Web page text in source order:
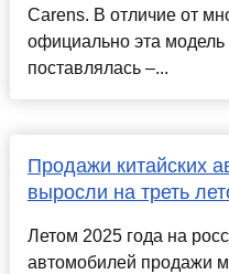
Carens. В отличие от
официально эта модель
поставлялась –...
Продажи китайских
выросли на треть
Летом 2025 года на
автомобилей продажи